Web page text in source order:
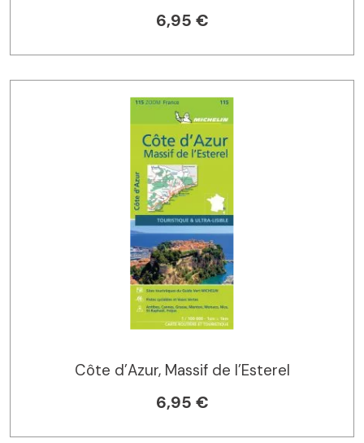
6,95 €
Côte d’Azur, Massif de l’Esterel
6,95 €